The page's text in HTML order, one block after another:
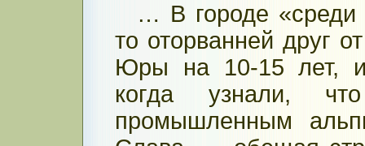
… В городе
то оторванней друг
Юры на 10-15 лет,
когда узнали,
промышленным